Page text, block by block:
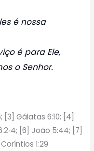
é nossa
é para Ele,
o Senhor.
[3] Gálatas 6:10; [4]
[6] João 5:44; [7]
1:29